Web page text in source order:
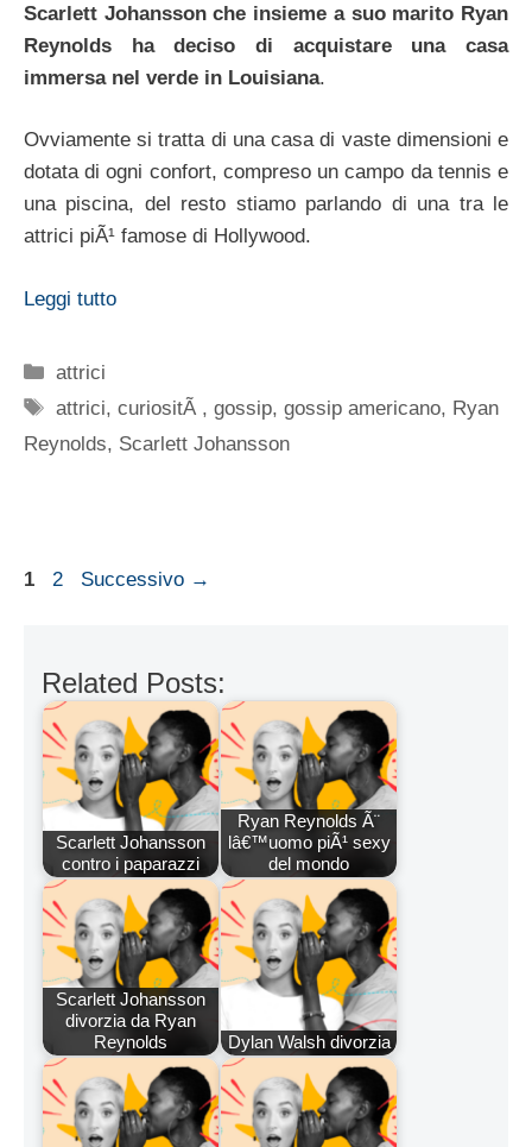
Scarlett Johansson che insieme a suo marito Ryan
Reynolds ha deciso di acquistare una casa
immersa nel verde in Louisiana.
Ovviamente si tratta di una casa di vaste dimensioni e
dotata di ogni confort, compreso un campo da tennis e
una piscina, del resto stiamo parlando di una tra le
attrici piÃ¹ famose di Hollywood.
Leggi tutto
Categorie
attrici
Tag
attrici,curiositÃ ,gossip,gossip americano, Ryan
Reynolds, Scarlett Johansson
Pagina
1 Pagina
2 Successivo →
Related Posts:
Scarlett Johansson
contro i paparazzi
Ryan Reynolds Ã¨
lâ€™uomo piÃ¹ sexy
del mondo
Scarlett Johansson
divorzia da Ryan
Reynolds
Dylan Walsh divorzia